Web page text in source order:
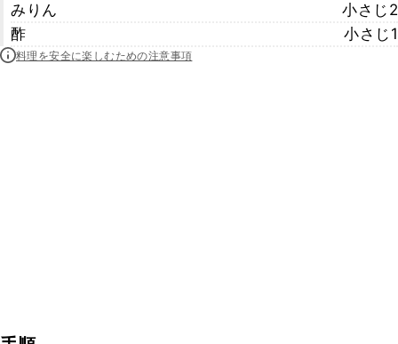
みりん
小さじ2
酢
小さじ1
料理を安全に楽しむための注意事項